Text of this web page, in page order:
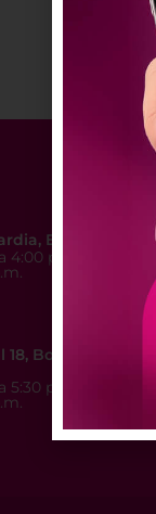
Evolution
4:00 p.m.
18, Boulevard
p.m.